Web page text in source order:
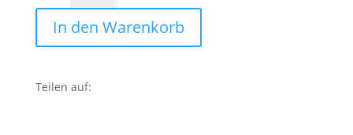
5
großen
Glückwunschkarten
In den Warenkorb
Teilen auf: